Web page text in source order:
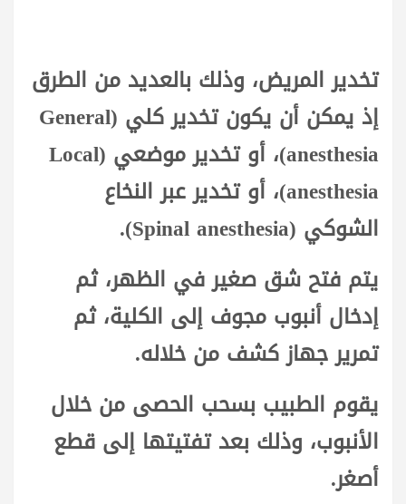
تخدير المريض، وذلك بالعديد من الطرق
إذ يمكن أن يكون تخدير كلي (General
anesthesia)، أو تخدير موضعي (Local
anesthesia)، أو تخدير عبر النخاع
الشوكي (Spinal anesthesia).
يتم فتح شق صغير في الظهر، ثم
إدخال أنبوب مجوف إلى الكلية، ثم
تمرير جهاز كشف من خلاله.
يقوم الطبيب بسحب الحصى من خلال
الأنبوب، وذلك بعد تفتيتها إلى قطع
أصغر.